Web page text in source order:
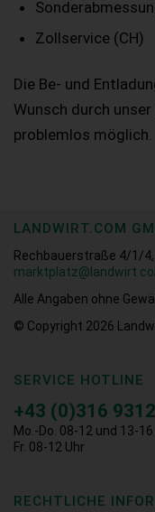
Zollservice (CH)
Die Be- und
Wunsch durch
problemlos möglich.
LANDWIRT.COM
Rechbauerstraße 4/1/4,
Alle Angaben ohne
© Copyright 2026
SERVICE HOTLINE
+43 (0)316
Mo.-Do. 08-12 und 13-16
Fr. 08-12 Uhr
RECHTLICHE